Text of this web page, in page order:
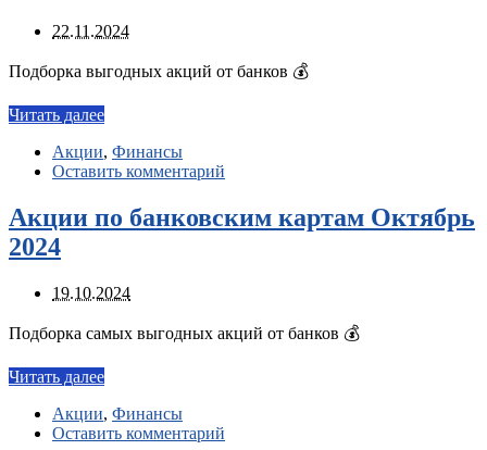
22.11.2024
Подборка выгодных акций от банков 💰
Читать далее
Акции, Финансы
Оставить комментарий
Акции по банковским картам Октябрь
2024
19.10.2024
Подборка самых выгодных акций от банков 💰
Читать далее
Акции, Финансы
Оставить комментарий